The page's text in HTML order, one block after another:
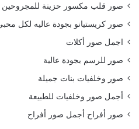
صور قلب مكسور حزينة للمجروحين
صور كريستيانو بجودة عاليه لكل
اجمل صور أكلات
صور للرسم بجودة عالية
صور وخلفيات بنات جميلة
أجمل صور وخلفيات للطبيعة
صور أفراح أجمل صور أفراح